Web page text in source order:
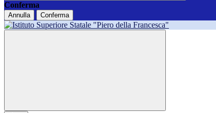
Conferma
Annulla Conferma